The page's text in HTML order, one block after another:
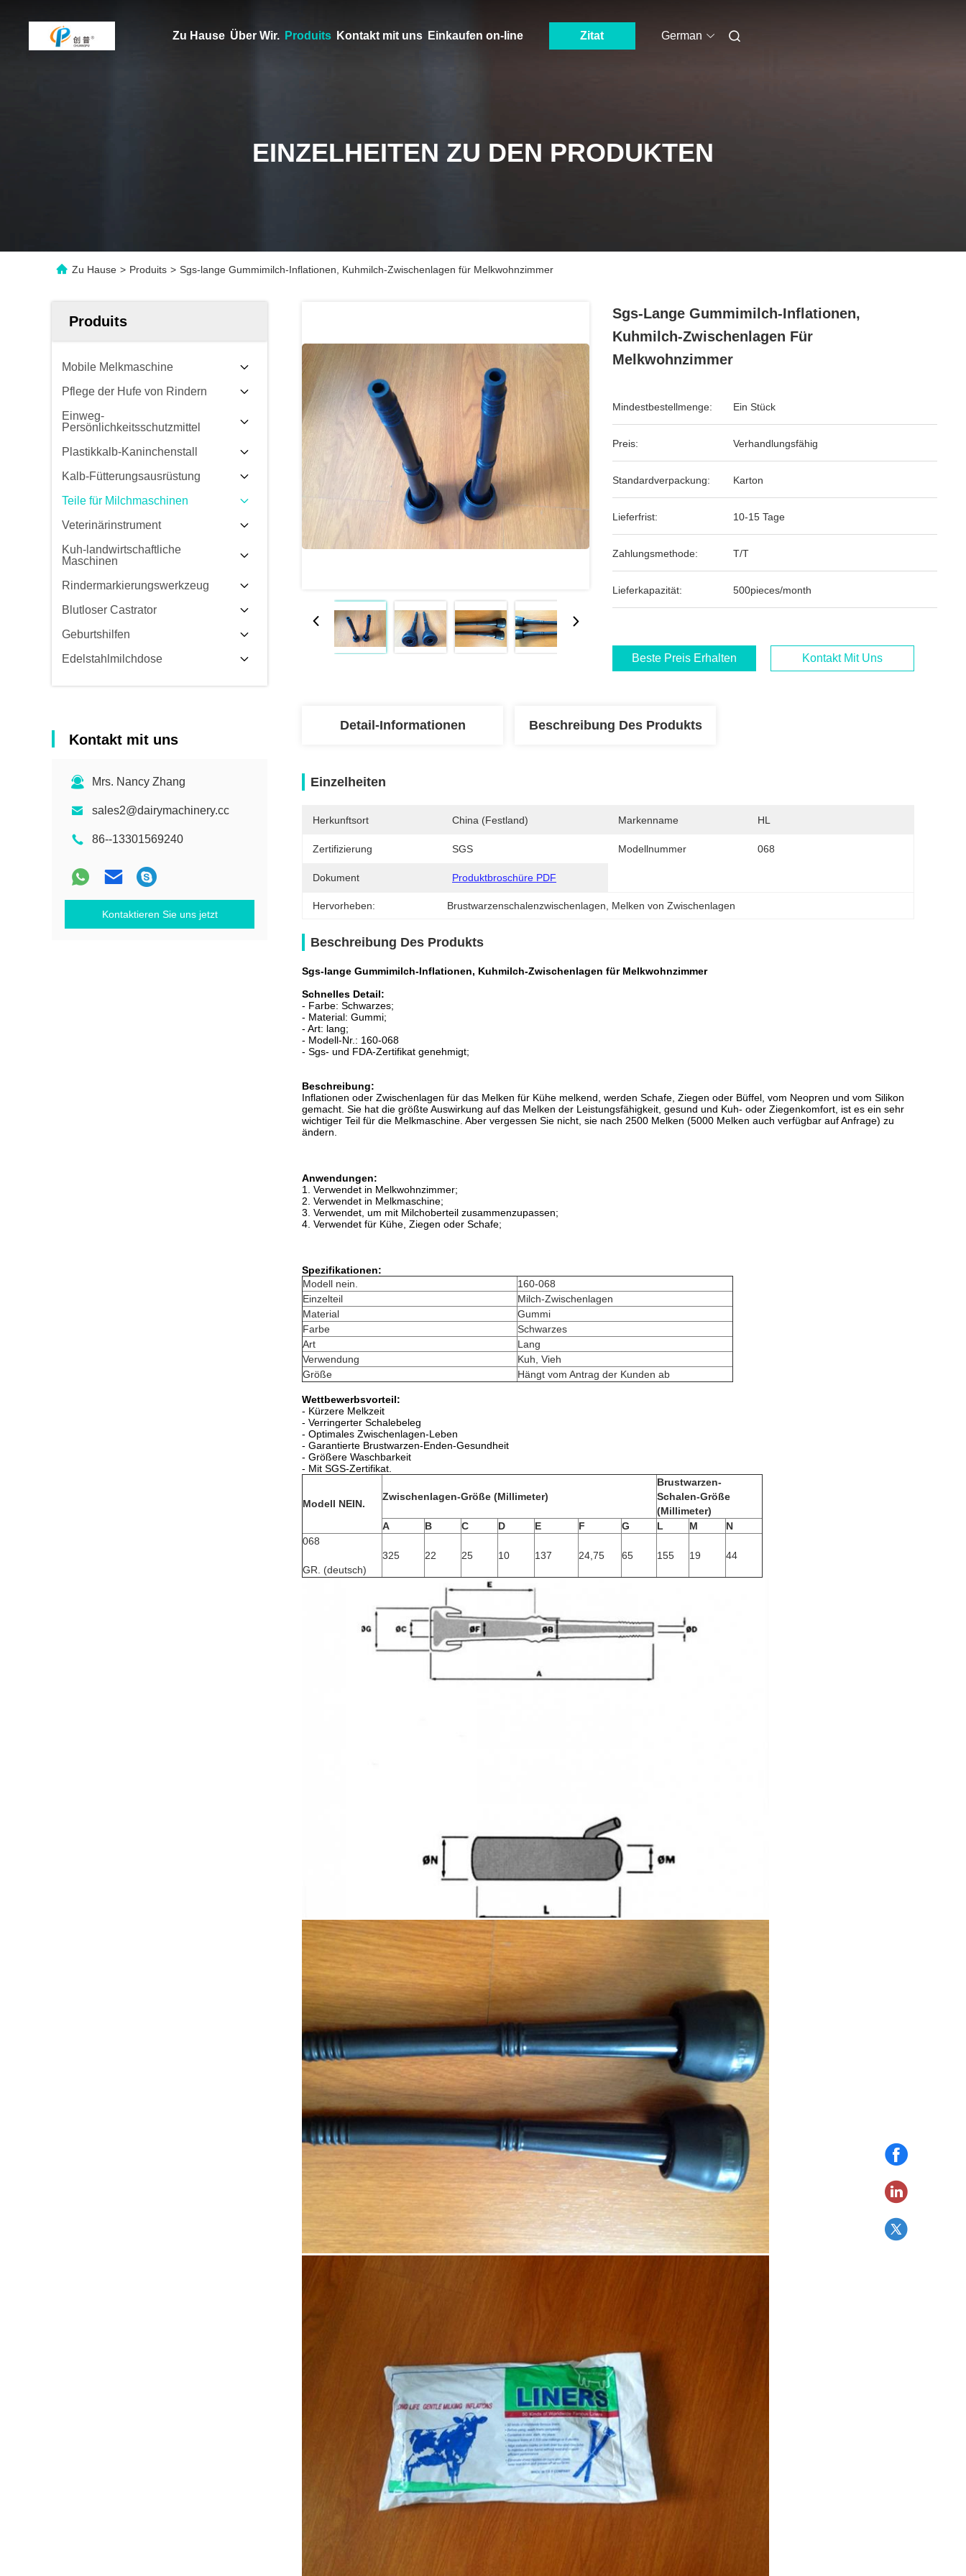
Zu Hause Über Wir. Produits Kontakt mit uns Einkaufen on-line Zitat German
EINZELHEITEN ZU DEN PRODUKTEN
Zu Hause > Produits > Sgs-lange Gummimilch-Inflationen, Kuhmilch-Zwischenlagen für Melkwohnzimmer
Produits
Mobile Melkmaschine
Pflege der Hufe von Rindern
Einweg-
Persönlichkeitsschutzmittel
Plastikkalb-Kaninchenstall
Kalb-Fütterungsausrüstung
Teile für Milchmaschinen
Veterinärinstrument
Kuh-landwirtschaftliche
Maschinen
Rindermarkierungswerkzeug
Blutloser Castrator
Geburtshilfen
Edelstahlmilchdose
Kontakt mit uns
Mrs. Nancy Zhang
sales2@dairymachinery.cc
86--13301569240
Kontaktieren Sie uns jetzt
Sgs-Lange Gummimilch-Inflationen,
Kuhmilch-Zwischenlagen Für
Melkwohnzimmer
Mindestbestellmenge: Ein Stück
Preis: Verhandlungsfähig
Standardverpackung: Karton
Lieferfrist: 10-15 Tage
Zahlungsmethode: T/T
Lieferkapazität: 500pieces/month
Beste Preis Erhalten Kontakt Mit Uns
Detail-Informationen Beschreibung Des Produkts
Einzelheiten
Herkunftsort China (Festland) Markenname HL
Zertifizierung SGS Modellnummer 068
Dokument Produktbroschüre PDF
Hervorheben: Brustwarzenschalenzwischenlagen Melken von Zwischenlagen
Beschreibung Des Produkts
Sgs-lange Gummimilch-Inflationen, Kuhmilch-Zwischenlagen für Melkwohnzimmer
Schnelles Detail:
- Farbe: Schwarzes;
- Material: Gummi;
- Art: lang;
- Modell-Nr.: 160-068
- Sgs- und FDA-Zertifikat genehmigt;
Beschreibung:
Inflationen oder Zwischenlagen für das Melken für Kühe melkend, werden Schafe, Ziegen oder Büffel, vom Neopren und vom Silikon
gemacht. Sie hat die größte Auswirkung auf das Melken der Leistungsfähigkeit, gesund und Kuh- oder Ziegenkomfort, ist es ein sehr
wichtiger Teil für die Melkmaschine . Aber vergessen Sie nicht, sie nach 2500 Melken (5000 Melken auch verfügbar auf Anfrage) zu
ändern.
Anwendungen:
1. Verwendet in Melkwohnzimmer;
2. Verwendet in Melkmaschine;
3. Verwendet, um mit Milchoberteil zusammenzupassen;
4. Verwendet für Kühe, Ziegen oder Schafe;
Spezifikationen:
Modell nein.
160-068
Einzelteil
Milch-Zwischenlagen
Material
Gummi
Farbe
Schwarzes
Art
Lang
Verwendung
Kuh, Vieh
Größe
Hängt vom Antrag der Kunden ab
Wettbewerbsvorteil:
- Kürzere Melkzeit
- Verringerter Schalebeleg
- Optimales Zwischenlagen-Leben
- Garantierte Brustwarzen-Enden-Gesundheit
- Größere Waschbarkeit
- Mit SGS-Zertifikat.
Modell NEIN.
Zwischenlagen-Größe (Millimeter)
Brustwarzen-
Schalen-Größe
(Millimeter)
A
B C D E F G L M
N
068
GR. (deutsch)
325 22 25 10 137 24,75 65 155 19 44